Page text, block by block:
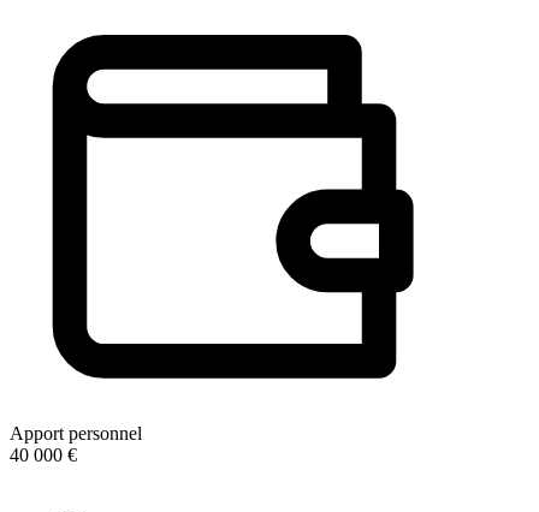
Apport personnel
40 000 €